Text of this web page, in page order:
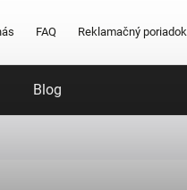
FAQ Reklamačný poriadok
Blog